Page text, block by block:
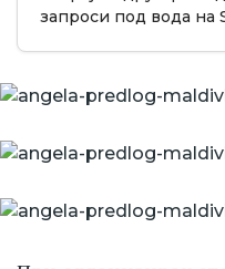
запроси под вода на